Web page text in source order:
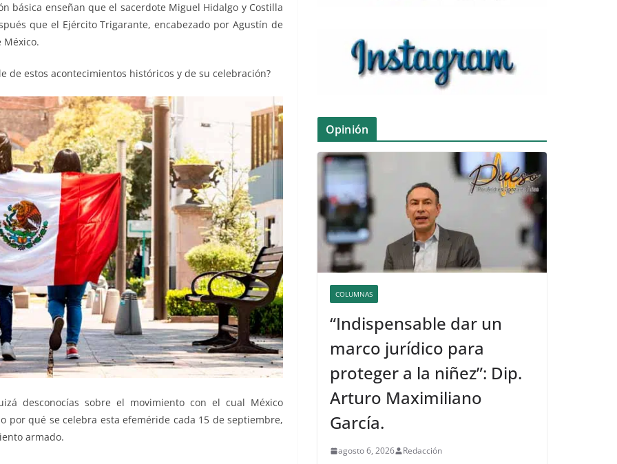
básica enseñan que el sacerdote Miguel Hidalgo y Costilla
que el Ejército Trigarante, encabezado por Agustín de
México.
de estos acontecimientos históricos y de su celebración?
desconocías sobre el movimiento con el cual México
por qué se celebra esta efeméride cada 15 de septiembre,
armado.
Opinión
COLUMNAS
“Indispensable dar un
marco jurídico para
proteger a la niñez”: Dip.
Arturo Maximiliano
García.
agosto 6, 2026 Redacción